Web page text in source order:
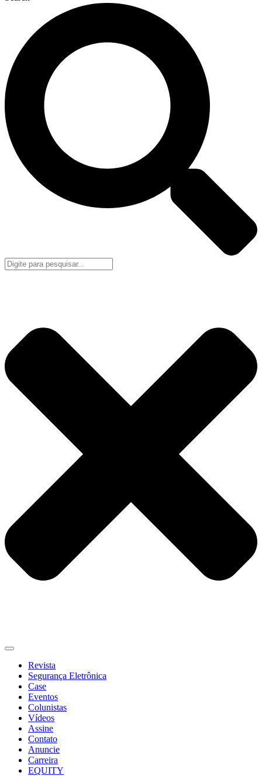
Revista
Segurança Eletrônica
Case
Eventos
Colunistas
Vídeos
Assine
Contato
Anuncie
Carreira
EQUITY